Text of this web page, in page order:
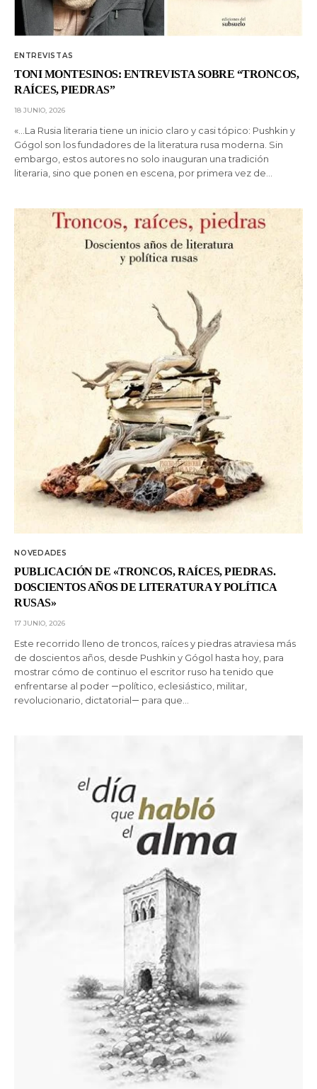
ENTREVISTAS
TONI MONTESINOS: ENTREVISTA SOBRE “TRONCOS,
RAÍCES, PIEDRAS”
18 JUNIO, 2026
«…La Rusia literaria tiene un inicio claro y casi tópico: Pushkin y
Gógol son los fundadores de la literatura rusa moderna. Sin
embargo, estos autores no solo inauguran una tradición
literaria, sino que ponen en escena, por primera vez de…
NOVEDADES
PUBLICACIÓN DE «TRONCOS, RAÍCES, PIEDRAS.
DOSCIENTOS AÑOS DE LITERATURA Y POLÍTICA
RUSAS»
17 JUNIO, 2026
Este recorrido lleno de troncos, raíces y piedras atraviesa más
de doscientos años, desde Pushkin y Gógol hasta hoy, para
mostrar cómo de continuo el escritor ruso ha tenido que
enfrentarse al poder ꟷpolítico, eclesiástico, militar,
revolucionario, dictatorialꟷ para que…